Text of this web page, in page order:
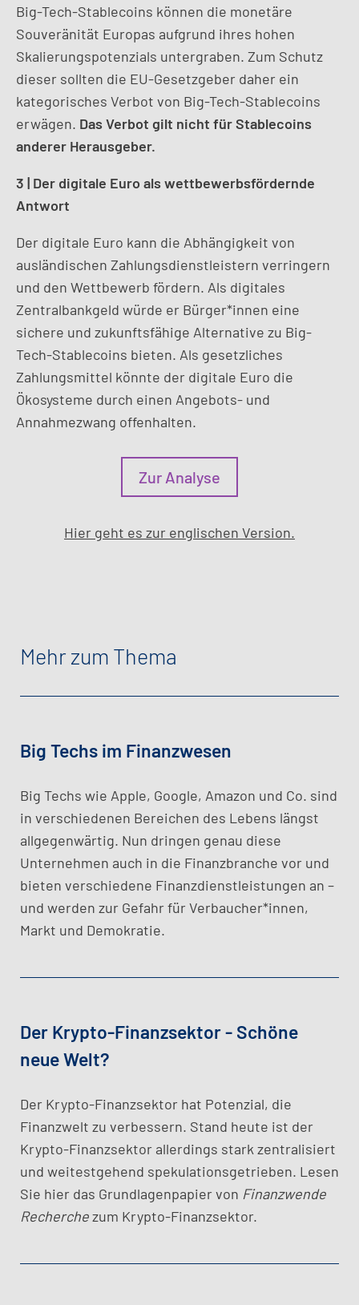
Big-Tech-Stablecoins können die monetäre
Souveränität Europas aufgrund ihres hohen
Skalierungspotenzials untergraben. Zum Schutz
dieser sollten die EU-Gesetzgeber daher ein
kategorisches Verbot von Big-Tech-Stablecoins
erwägen. Das Verbot gilt nicht für Stablecoins
anderer Herausgeber.
3 | Der digitale Euro als wettbewerbsfördernde
Antwort
Der digitale Euro kann die Abhängigkeit von
ausländischen Zahlungsdienstleistern verringern
und den Wettbewerb fördern. Als digitales
Zentralbankgeld würde er Bürger*innen eine
sichere und zukunftsfähige Alternative zu Big-
Tech-Stablecoins bieten. Als gesetzliches
Zahlungsmittel könnte der digitale Euro die
Ökosysteme durch einen Angebots- und
Annahmezwang offenhalten.
Zur Analyse
Hier geht es zur englischen Version.
Mehr zum Thema
Big Techs im Finanzwesen
Big Techs wie Apple, Google, Amazon und Co. sind
in verschiedenen Bereichen des Lebens längst
allgegenwärtig. Nun dringen genau diese
Unternehmen auch in die Finanzbranche vor und
bieten verschiedene Finanzdienstleistungen an –
und werden zur Gefahr für Verbaucher*innen,
Markt und Demokratie.
Der Krypto-Finanzsektor - Schöne
neue Welt?
Der Krypto-Finanzsektor hat Potenzial, die
Finanzwelt zu verbessern. Stand heute ist der
Krypto-Finanzsektor allerdings stark zentralisiert
und weitestgehend spekulationsgetrieben. Lesen
Sie hier das Grundlagenpapier von Finanzwende
Recherchezum Krypto-Finanzsektor.